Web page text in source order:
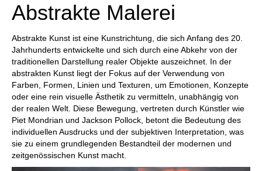
Abstrakte Malerei
Abstrakte Kunst ist eine Kunstrichtung, die sich Anfang des 20.
Jahrhunderts entwickelte und sich durch eine Abkehr von der
traditionellen Darstellung realer Objekte auszeichnet. In der
abstrakten Kunst liegt der Fokus auf der Verwendung von
Farben, Formen, Linien und Texturen, um Emotionen, Konzepte
oder eine rein visuelle Ästhetik zu vermitteln, unabhängig von
der realen Welt. Diese Bewegung, vertreten durch Künstler wie
Piet Mondrian und Jackson Pollock, betont die Bedeutung des
individuellen Ausdrucks und der subjektiven Interpretation, was
sie zu einem grundlegenden Bestandteil der modernen und
zeitgenössischen Kunst macht.